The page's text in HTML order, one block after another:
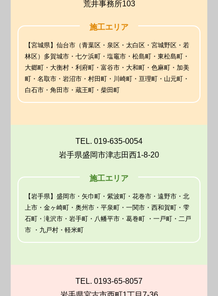
荒井事務所103
施工エリア
【宮城県】仙台市（青葉区・泉区・太白区・宮城野区・若
林区）多賀城市・七ケ浜町・塩竈市・松島町・東松島町・
大郷町・大衡村・利府町・富谷市・大和町・色麻町・加美
町・名取市・岩沼市・村田町・川崎町・亘理町・山元町・
白石市・角田市・蔵王町・柴田町
TEL. 019-635-0054
岩手県盛岡市津志田西1-8-20
施工エリア
【岩手県】盛岡市・矢巾町・紫波町・花巻市・遠野市・北
上市・金ヶ崎町・奥州市・平泉町・一関市・西和賀町・雫
石町・滝沢市・岩手町・八幡平市・葛巻町 ・一戸町・二戸
市 ・九戸村・軽米町
TEL. 0193-65-8057